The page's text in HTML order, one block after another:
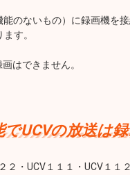
のないもの）に録画機を
す。
はできません。
UCVの放送は
２・UCV１１１・UCV１